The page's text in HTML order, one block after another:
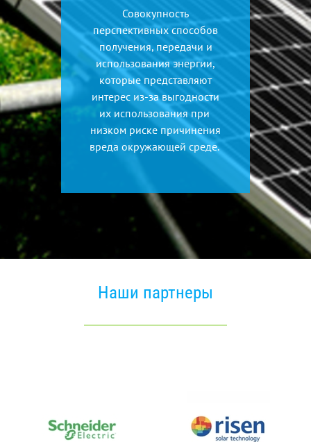
Совокупность
перспективных способов
получения, передачи и
использования энергии,
которые представляют
интерес из-за выгодности
их использования при
низком риске причинения
вреда окружающей среде.
Наши партнеры